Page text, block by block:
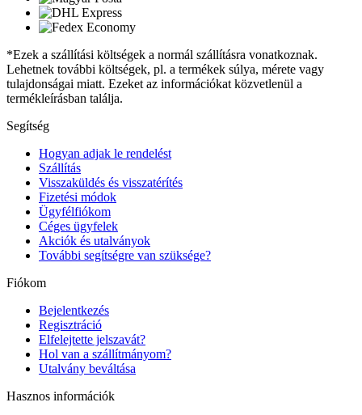
*Ezek a szállítási költségek a normál szállításra vonatkoznak.
Lehetnek további költségek, pl. a termékek súlya, mérete vagy
tulajdonságai miatt. Ezeket az információkat közvetlenül a
termékleírásban találja.
Segítség
Hogyan adjak le rendelést
Szállítás
Visszaküldés és visszatérítés
Fizetési módok
Ügyfélfiókom
Céges ügyfelek
Akciók és utalványok
További segítségre van szüksége?
Fiókom
Bejelentkezés
Regisztráció
Elfelejtette jelszavát?
Hol van a szállítmányom?
Utalvány beváltása
Hasznos információk